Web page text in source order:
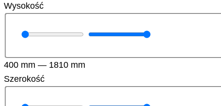
Wysokość
400 mm — 1810 mm
Szerokość